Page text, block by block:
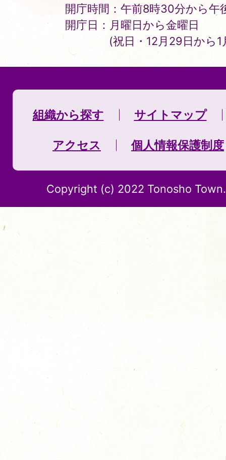
開庁時間：午前8時30分から午
開庁日：月曜日から金曜日
(祝日・12月29日から
組織から探す サイトマップ
アクセス 個人情報保護制度
Copyright (c) 2022 Tonosho